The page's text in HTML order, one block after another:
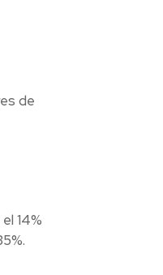
de
14%